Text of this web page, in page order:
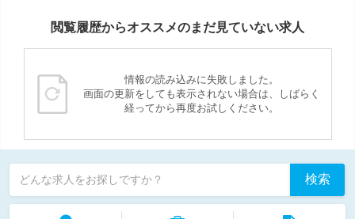
閲覧履歴からオススメのまだ見ていない求人
情報の読み込みに失敗しました。
画面の更新をしても表示されない場合は、しばらく
経ってから再度お試しください。
どんな求人をお探しですか？ 検索